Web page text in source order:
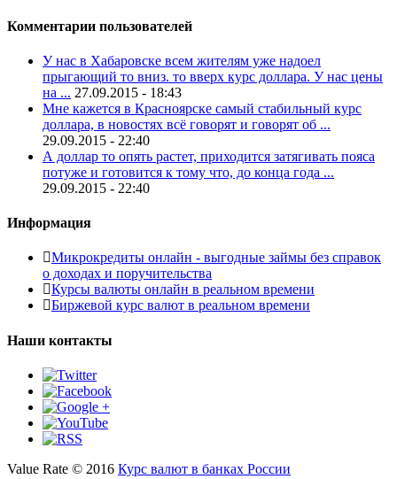
Комментарии пользователей
У нас в Хабаровске всем жителям уже надоел
прыгающий то вниз. то вверх курс доллара. У нас цены
на ... 27.09.2015 - 18:43
Мне кажется в Красноярске самый стабильный курс
доллара, в новостях всё говорят и говорят об ...
29.09.2015 - 22:40
А доллар то опять растет, приходится затягивать пояса
потуже и готовится к тому что, до конца года ...
29.09.2015 - 22:40
Информация
Микрокредиты онлайн - выгодные займы без справок
о доходах и поручительства
Курсы валюты онлайн в реальном времени
Биржевой курс валют в реальном времени
Наши контакты
Value Rate © 2016 Курс валют в банках России